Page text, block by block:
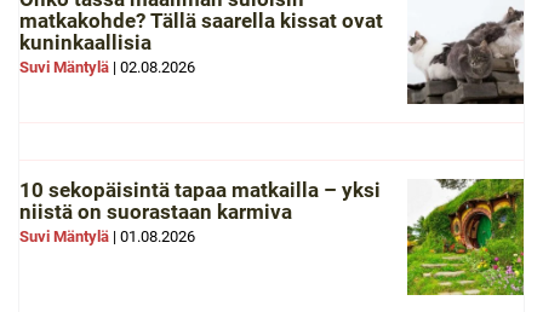
matkakohde? Tällä saarella kissat ovat
kuninkaallisia
Suvi Mäntylä | 02.08.2026
10 sekopäisintä tapaa matkailla – yksi
niistä on suorastaan karmiva
Suvi Mäntylä | 01.08.2026